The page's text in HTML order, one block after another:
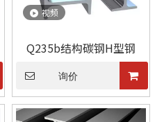
视频
Q235b结构碳钢H型钢
询价